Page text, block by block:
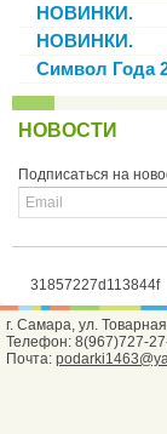
НОВИНКИ.
НОВИНКИ.
Символ Года
НОВОСТИ
Подписаться на
31857227d113844f
г. Самара, ул.
Телефон: 8(967)727-
Почта: